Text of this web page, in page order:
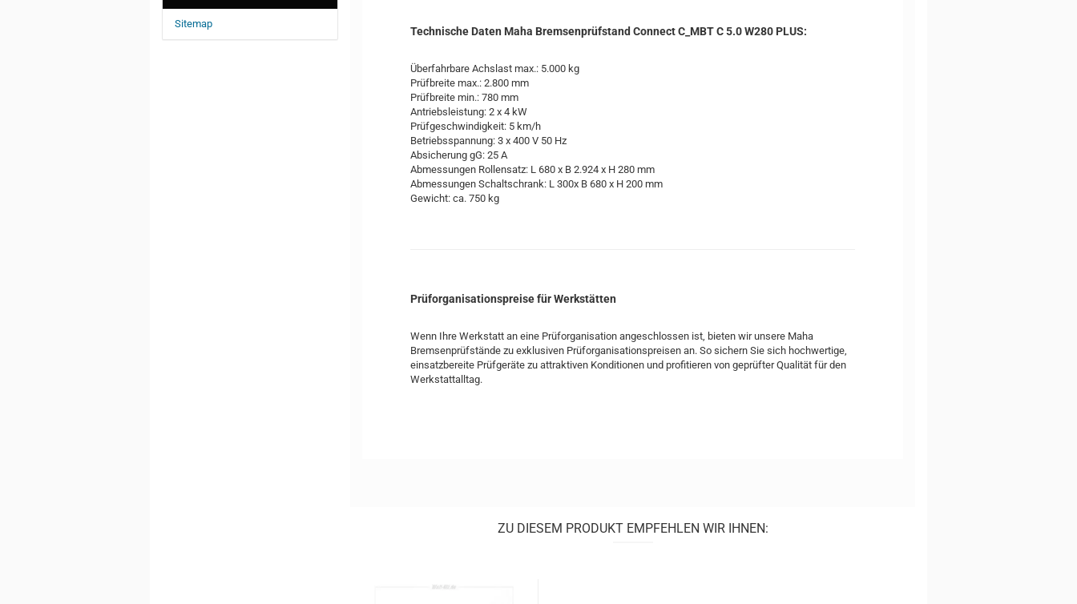
Technische Daten Maha Bremsenprüfstand Connect C_MBT C 5.0 W280 PLUS:
Überfahrbare Achslast max.: 5.000 kg
Prüfbreite max.: 2.800 mm
Prüfbreite min.: 780 mm
Antriebsleistung: 2 x 4 kW
Prüfgeschwindigkeit: 5 km/h
Betriebsspannung: 3 x 400 V 50 Hz
Absicherung gG: 25 A
Abmessungen Rollensatz: L 680 x B 2.924 x H 280 mm
Abmessungen Schaltschrank: L 300x B 680 x H 200 mm
Gewicht: ca. 750 kg
Prüforganisationspreise für Werkstätten
Wenn Ihre Werkstatt an eine Prüforganisation angeschlossen ist, bieten wir unsere Maha
Bremsenprüfstände zu exklusiven Prüforganisationspreisen an. So sichern Sie sich hochwertige,
einsatzbereite Prüfgeräte zu attraktiven Konditionen und profitieren von geprüfter Qualität für den
Werkstattalltag.
ZU DIESEM PRODUKT EMPFEHLEN WIR IHNEN:
Sitemap